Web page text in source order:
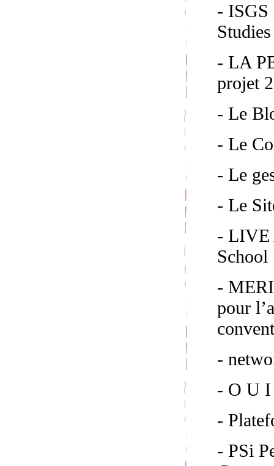
- ISGS
Studies
- LA
projet
- Le
- Le
- Le
- Le
- LIVE
School
-
pour
-
- O U I
-
- PSi